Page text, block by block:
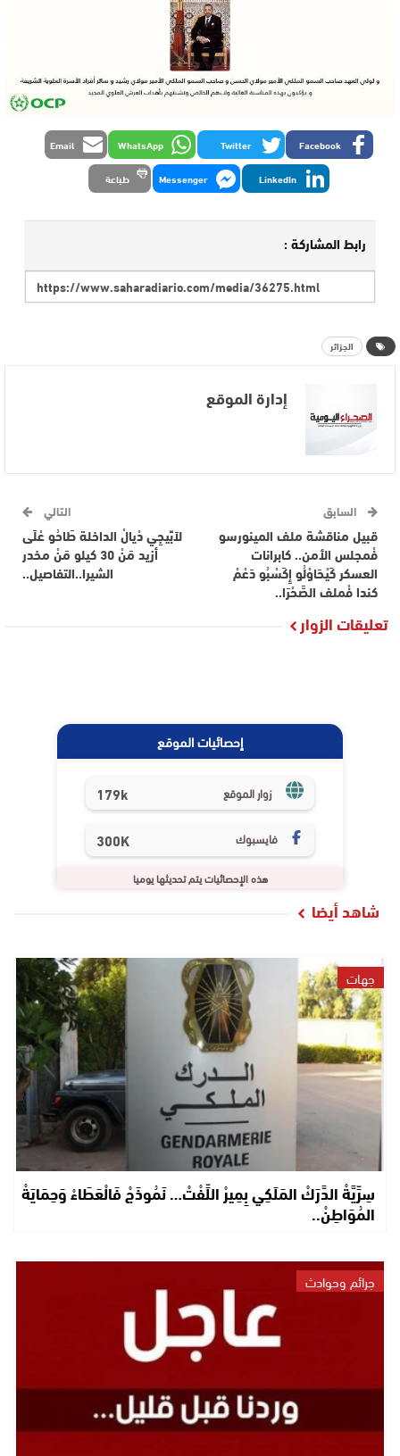
Facebook
Twitter
WhatsApp
Email
LinkedIn
Messenger طباعة
رابط المشاركة :
الجزائر
إدارة الموقع
السابق
قبيل مناقشة ملف المينورسو
فْمجلس الأمن.. كابرانات
العسكر كَيْحَاوْلُو إِكَسْبُو دَعْمْ
كندا فْملف الصَّحْرَا..
التالي
لاَبِّيجِي دْيالْ الداخلة طَاحُو عْلَى
أزيد مَنْ 30 كيلو مَنْ مخدر
الشيرا..التفاصيل..
تعليقات الزوار
إحصائيات الموقع
زوار الموقع 179k
فايسبوك 300K
هذه الإحصائيات يتم تحديثها يوميا
شاهد أيضا
جهات
سِرِّيَّةْ الدَّرَكْ المَلَكِي بِمِيرْ اللِّفْتْ… نَمُوذَجْ فَالْعَطَاءْ وَحِمَايَةْ
المُوَاطِنْ..
جرائم وحوادث